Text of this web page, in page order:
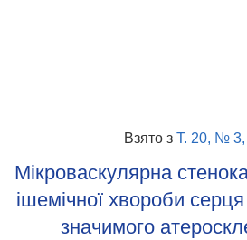
Взято з Т. 20, № 3,
Мікроваскулярна
ішемічної хвороби серця
значимого